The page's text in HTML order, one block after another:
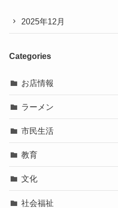
2025年12月
Categories
お店情報
ラーメン
市民生活
教育
文化
社会福祉